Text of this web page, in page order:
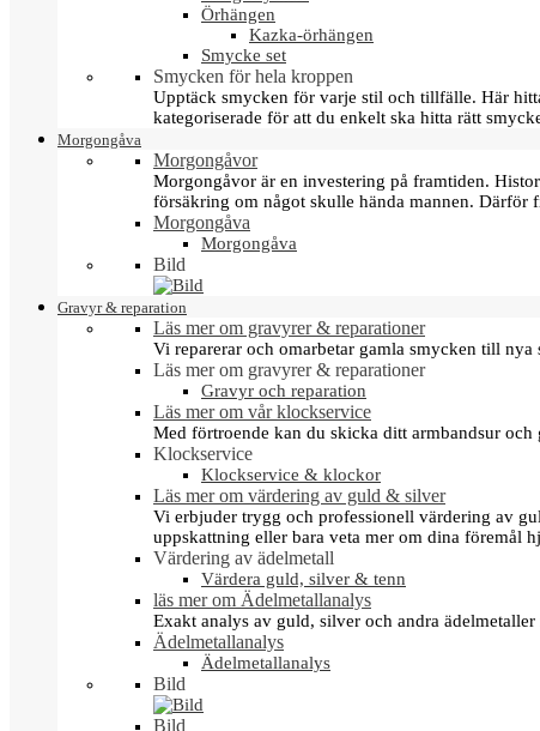
Örhängen
Kazka-örhängen
Smycke set
Smycken för hela kroppen
Upptäck smycken för varje stil och tillfälle. Här
kategoriserade för att du enkelt ska hitta rätt
Morgongåva
Morgongåvor
Morgongåvor är en investering på framtiden.
försäkring om något skulle hända mannen.
Morgongåva
Morgongåva
Bild
Gravyr & reparation
Läs mer om gravyrer & reparationer
Vi reparerar och omarbetar gamla smycken till
Läs mer om gravyrer & reparationer
Gravyr och reparation
Läs mer om vår klockservice
Med förtroende kan du skicka ditt armbandsur
Klockservice
Klockservice & klockor
Läs mer om värdering av guld & silver
Vi erbjuder trygg och professionell värdering av
uppskattning eller bara veta mer om dina föremål
Värdering av ädelmetall
Värdera guld, silver & tenn
läs mer om Ädelmetallanalys
Exakt analys av guld, silver och andra
Ädelmetallanalys
Ädelmetallanalys
Bild
Bild